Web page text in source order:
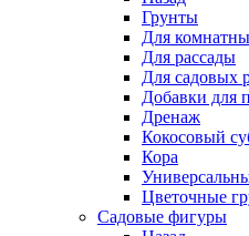
Грунты
Для
Для рассады
Для садовых
Добавки для
Дренаж
Кокосовый
Кора
Цветочные
Садовые фигуры